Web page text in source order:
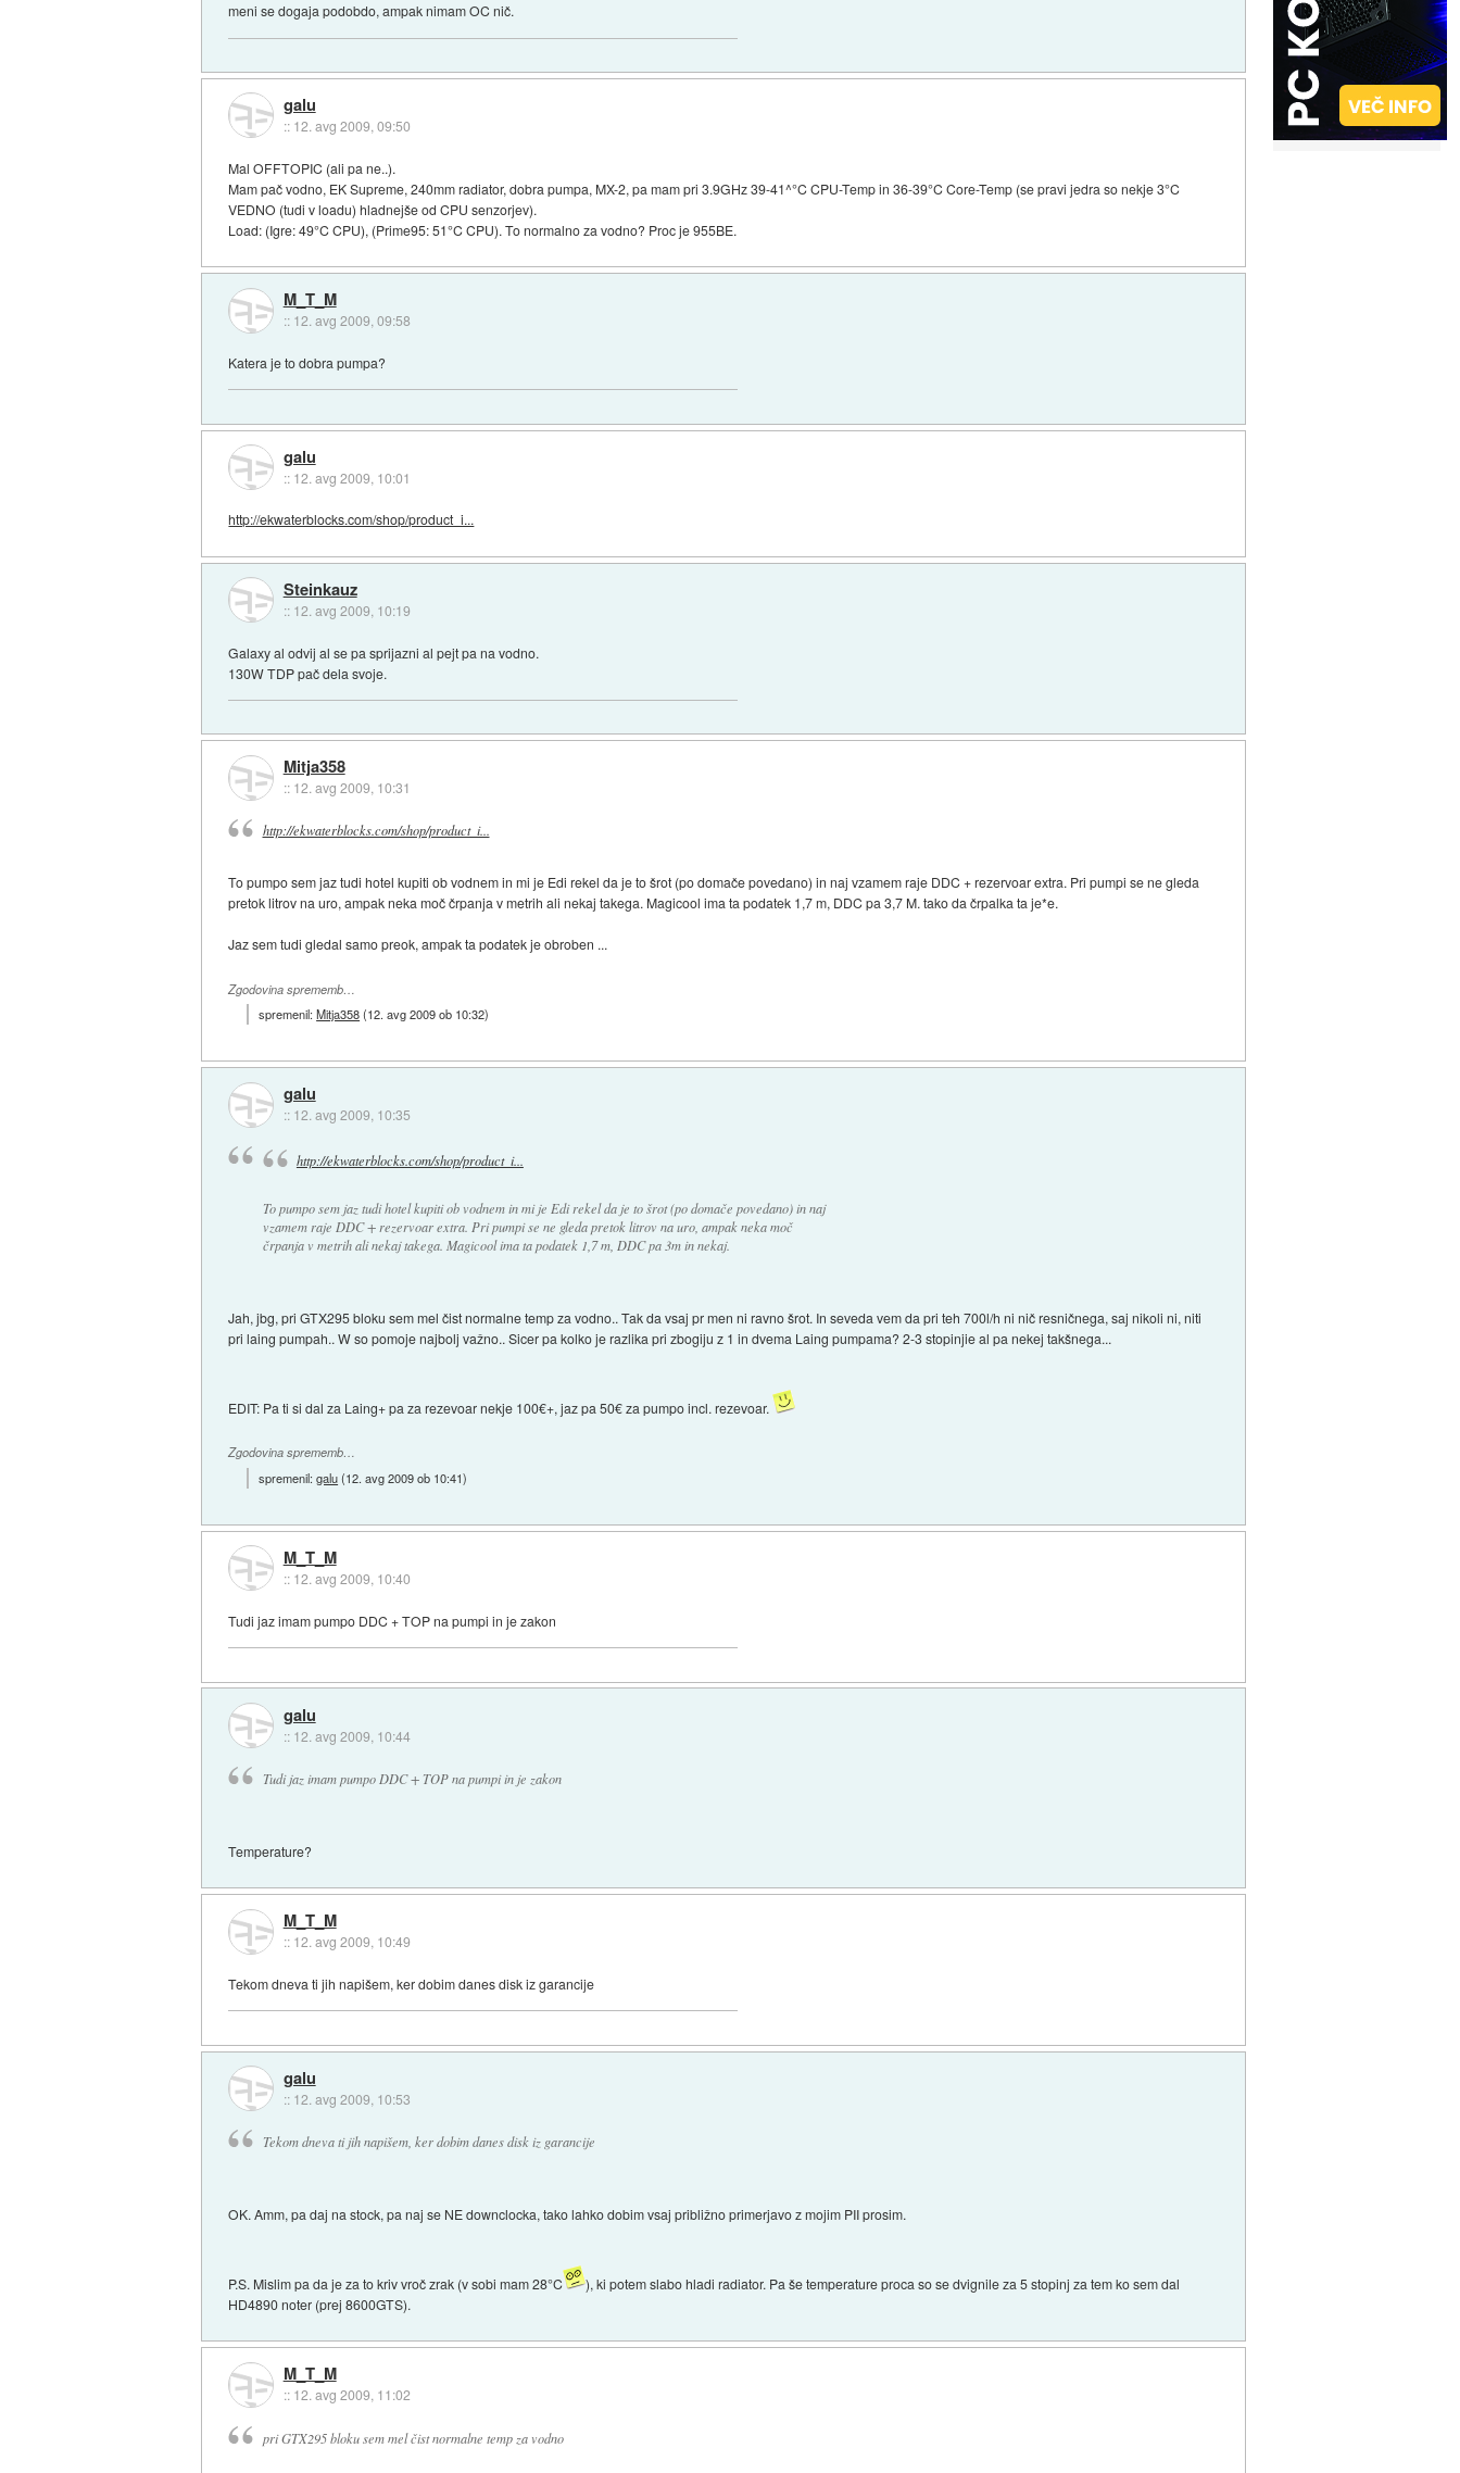
meni se dogaja podobdo, ampak nimam OC nič.
galu
:: 12. avg 2009, 09:50
Mal OFFTOPIC (ali pa ne..).
Mam pač vodno, EK Supreme, 240mm radiator, dobra pumpa, MX-2, pa mam pri 3.9GHz 39-41^°C CPU-Temp in 36-39°C Core-Temp (se pravi jedra so nekje 3°C
VEDNO (tudi v loadu) hladnejše od CPU senzorjev).
Load: (Igre: 49°C CPU), (Prime95: 51°C CPU). To normalno za vodno? Proc je 955BE.
M_T_M
:: 12. avg 2009, 09:58
Katera je to dobra pumpa?
galu
:: 12. avg 2009, 10:01
http://ekwaterblocks.com/shop/product_i...
Steinkauz
:: 12. avg 2009, 10:19
Galaxy al odvij al se pa sprijazni al pejt pa na vodno.
130W TDP pač dela svoje.
Mitja358
:: 12. avg 2009, 10:31
http://ekwaterblocks.com/shop/product_i...
To pumpo sem jaz tudi hotel kupiti ob vodnem in mi je Edi rekel da je to šrot (po domače povedano) in naj vzamem raje DDC + rezervoar extra. Pri pumpi se ne gleda
pretok litrov na uro, ampak neka moč črpanja v metrih ali nekaj takega. Magicool ima ta podatek 1,7 m, DDC pa 3,7 M. tako da črpalka ta je*e.
Jaz sem tudi gledal samo preok, ampak ta podatek je obroben ...
Zgodovina sprememb…
spremenil:Mitja358(12. avg 2009 ob 10:32)
galu
:: 12. avg 2009, 10:35
http://ekwaterblocks.com/shop/product_i...
To pumpo sem jaz tudi hotel kupiti ob vodnem in mi je Edi rekel da je to šrot (po domače povedano) in naj
vzamem raje DDC + rezervoar extra. Pri pumpi se ne gleda pretok litrov na uro, ampak neka moč
črpanja v metrih ali nekaj takega. Magicool ima ta podatek 1,7 m, DDC pa 3m in nekaj.
Jah, jbg, pri GTX295 bloku sem mel čist normalne temp za vodno.. Tak da vsaj pr men ni ravno šrot. In seveda vem da pri teh 700l/h ni nič resničnega, saj nikoli ni, niti
pri laing pumpah.. W so pomoje najbolj važno.. Sicer pa kolko je razlika pri zbogiju z 1 in dvema Laing pumpama? 2-3 stopinjie al pa nekej takšnega...
EDIT: Pa ti si dal za Laing+ pa za rezevoar nekje 100€+, jaz pa 50€ za pumpo incl. rezevoar.
Zgodovina sprememb…
spremenil:galu(12. avg 2009 ob 10:41)
M_T_M
:: 12. avg 2009, 10:40
Tudi jaz imam pumpo DDC + TOP na pumpi in je zakon
galu
:: 12. avg 2009, 10:44
Tudi jaz imam pumpo DDC + TOP na pumpi in je zakon
Temperature?
M_T_M
:: 12. avg 2009, 10:49
Tekom dneva ti jih napišem, ker dobim danes disk iz garancije
galu
:: 12. avg 2009, 10:53
Tekom dneva ti jih napišem, ker dobim danes disk iz garancije
OK. Amm, pa daj na stock, pa naj se NE downclocka, tako lahko dobim vsaj približno primerjavo z mojim PII prosim.
P.S. Mislim pa da je za to kriv vroč zrak (v sobi mam 28°C
), ki potem slabo hladi radiator. Pa še temperature proca so se dvignile za 5 stopinj za tem ko sem dal
HD4890 noter (prej 8600GTS).
M_T_M
:: 12. avg 2009, 11:02
pri GTX295 bloku sem mel čist normalne temp za vodno